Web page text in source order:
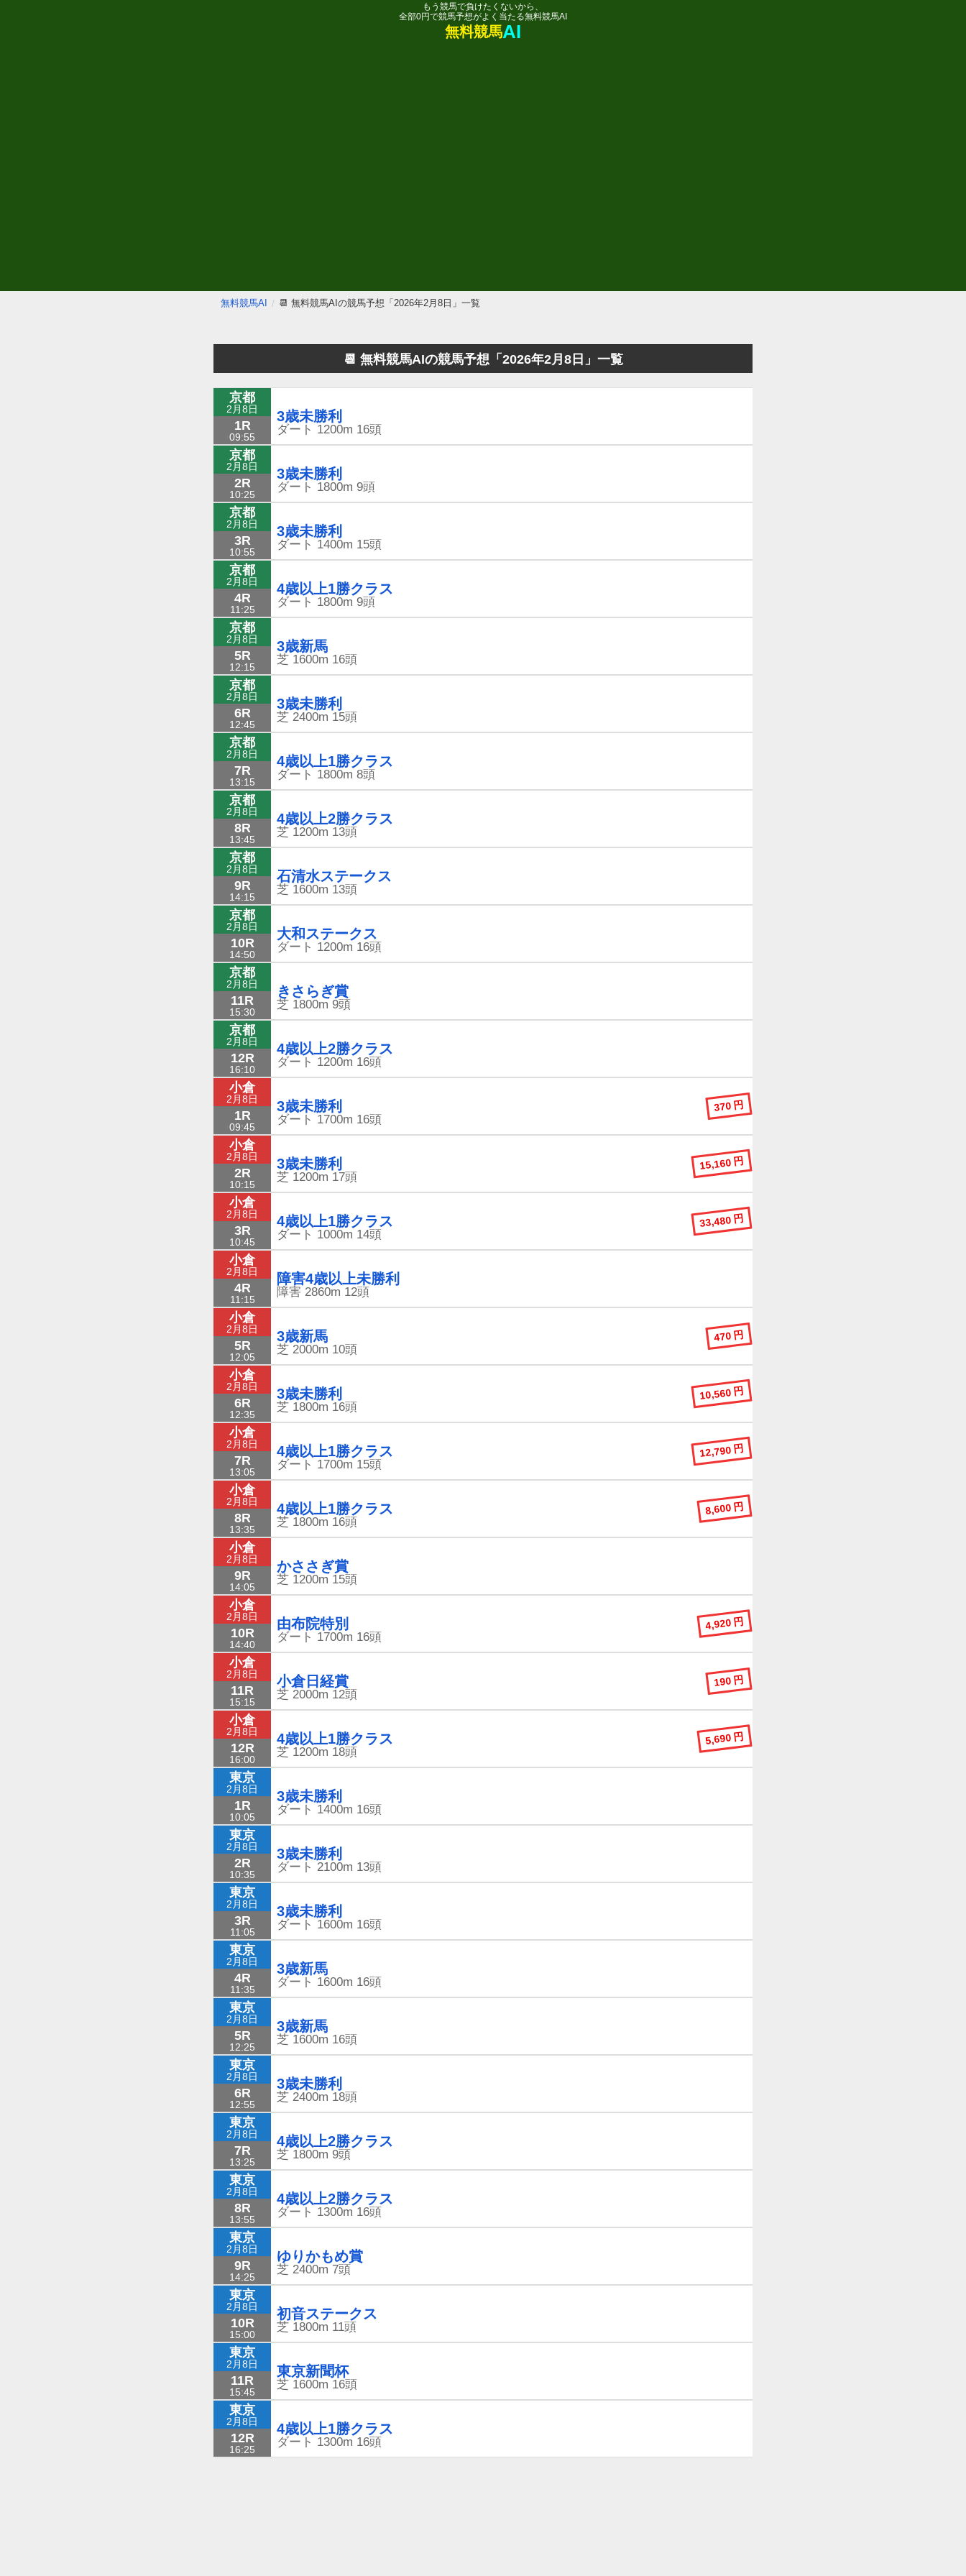
もう競馬で負けたくないから、
全部0円で競馬予想がよく当たる無料競馬AI
無料競馬AI
無料競馬AI 📆 無料競馬AIの競馬予想「2026年2月8日」一覧
📆 無料競馬AIの競馬予想 「2026年2月8日」一覧
京都
2月8日
1R
09:55
3歳未勝利
ダート 1200m 16頭
京都
2月8日
2R
10:25
3歳未勝利
ダート 1800m 9頭
京都
2月8日
3R
10:55
3歳未勝利
ダート 1400m 15頭
京都
2月8日
4R
11:25
4歳以上1勝クラス
ダート 1800m 9頭
京都
2月8日
5R
12:15
3歳新馬
芝 1600m 16頭
京都
2月8日
6R
12:45
3歳未勝利
芝 2400m 15頭
京都
2月8日
7R
13:15
4歳以上1勝クラス
ダート 1800m 8頭
京都
2月8日
8R
13:45
4歳以上2勝クラス
芝 1200m 13頭
京都
2月8日
9R
14:15
石清水ステークス
芝 1600m 13頭
京都
2月8日
10R
14:50
大和ステークス
ダート 1200m 16頭
京都
2月8日
11R
15:30
きさらぎ賞
芝 1800m 9頭
京都
2月8日
12R
16:10
4歳以上2勝クラス
ダート 1200m 16頭
小倉
2月8日
1R
09:45
3歳未勝利
ダート 1700m 16頭
370 円
小倉
2月8日
2R
10:15
3歳未勝利
芝 1200m 17頭
15,160 円
小倉
2月8日
3R
10:45
4歳以上1勝クラス
ダート 1000m 14頭
33,480 円
小倉
2月8日
4R
11:15
障害4歳以上未勝利
障害 2860m 12頭
小倉
2月8日
5R
12:05
3歳新馬
芝 2000m 10頭
470 円
小倉
2月8日
6R
12:35
3歳未勝利
芝 1800m 16頭
10,560 円
小倉
2月8日
7R
13:05
4歳以上1勝クラス
ダート 1700m 15頭
12,790 円
小倉
2月8日
8R
13:35
4歳以上1勝クラス
芝 1800m 16頭
8,600 円
小倉
2月8日
9R
14:05
かささぎ賞
芝 1200m 15頭
小倉
2月8日
10R
14:40
由布院特別
ダート 1700m 16頭
4,920 円
小倉
2月8日
11R
15:15
小倉日経賞
芝 2000m 12頭
190 円
小倉
2月8日
12R
16:00
4歳以上1勝クラス
芝 1200m 18頭
5,690 円
東京
2月8日
1R
10:05
3歳未勝利
ダート 1400m 16頭
東京
2月8日
2R
10:35
3歳未勝利
ダート 2100m 13頭
東京
2月8日
3R
11:05
3歳未勝利
ダート 1600m 16頭
東京
2月8日
4R
11:35
3歳新馬
ダート 1600m 16頭
東京
2月8日
5R
12:25
3歳新馬
芝 1600m 16頭
東京
2月8日
6R
12:55
3歳未勝利
芝 2400m 18頭
東京
2月8日
7R
13:25
4歳以上2勝クラス
芝 1800m 9頭
東京
2月8日
8R
13:55
4歳以上2勝クラス
ダート 1300m 16頭
東京
2月8日
9R
14:25
ゆりかもめ賞
芝 2400m 7頭
東京
2月8日
10R
15:00
初音ステークス
芝 1800m 11頭
東京
2月8日
11R
15:45
東京新聞杯
芝 1600m 16頭
東京
2月8日
12R
16:25
4歳以上1勝クラス
ダート 1300m 16頭